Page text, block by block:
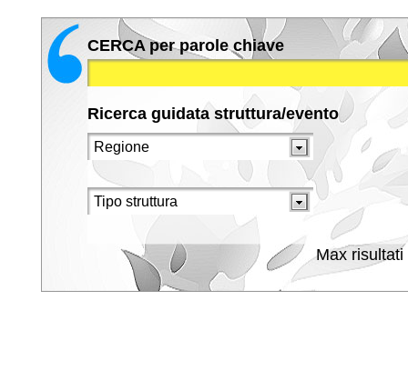
CERCA per parole chiave
Ricerca guidata struttura/evento
Max risultati